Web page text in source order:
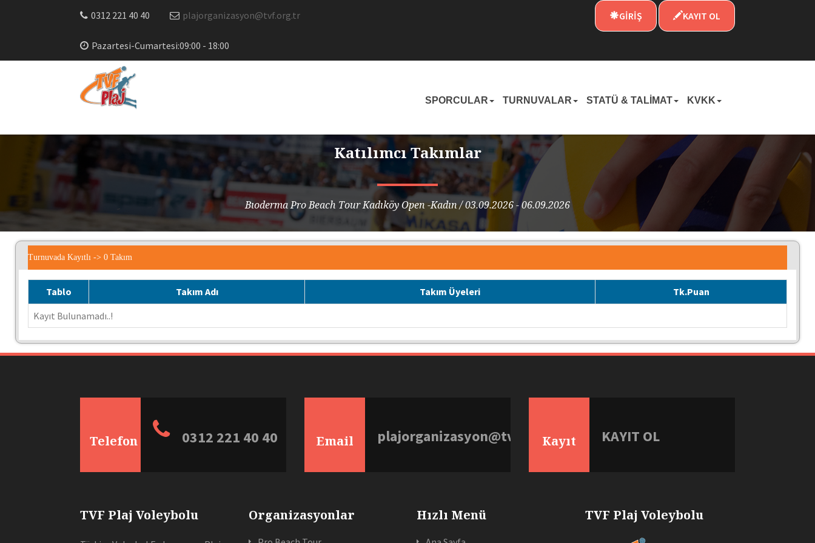
0312 221 40 40 plajorganizasyon@tvf.org.tr
Pazartesi-Cumartesi:09:00 - 18:00
GİRİŞ KAYIT OL
SPORCULAR TURNUVALAR STATÜ & TALİMAT KVKK
Katılımcı Takımlar
Bıoderma Pro Beach Tour Kadıköy Open -Kadın / 03.09.2026 - 06.09.2026
Turnuvada Kayıtlı -> 0 Takım
Tablo Takım Adı Takım Üyeleri
Tk.Puan
Kayıt Bulunamadı..!
Telefon 0312 221 40 40 Email plajorganizasyon@tvf.org.trKayıt KAYIT OL
TVF Plaj Voleybolu Organizasyonlar Hızlı Menü TVF Plaj Voleybolu